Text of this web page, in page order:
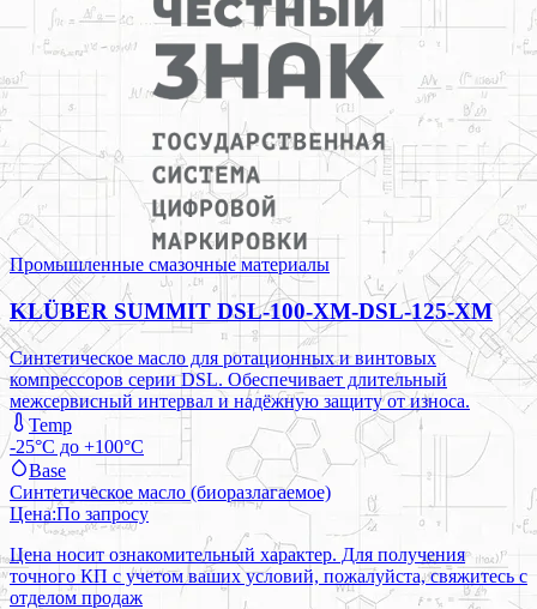
Промышленные смазочные материалы
KLÜBER SUMMIT DSL-100-XM-DSL-125-XM
Синтетическое масло для ротационных и винтовых
компрессоров серии DSL. Обеспечивает длительный
межсервисный интервал и надёжную защиту от износа.
Temp
-25°C до +100°C
Base
Синтетическое масло (биоразлагаемое)
Цена:По запросу
Цена носит ознакомительный характер. Для получения
точного КП с учетом ваших условий, пожалуйста, свяжитесь с
отделом продаж